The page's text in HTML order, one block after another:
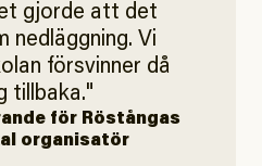
gjorde att det
nedläggning. Vi
försvinner då
tillbaka.
för Röstångas
organisatör